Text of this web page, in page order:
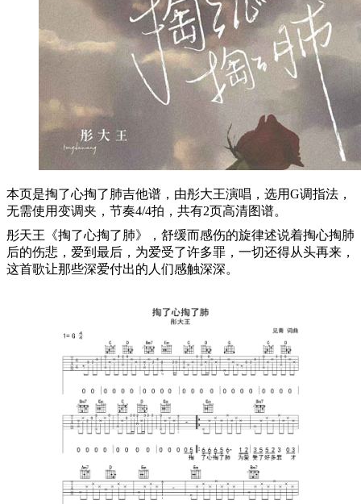
本页是掏了心掏了肺吉他谱，由彤大王演唱，选用G调指法，
无需使用变调夹，节奏4/4拍，共有2页高清图谱。
彤天王《掏了心掏了肺》，舒缓而感伤的旋律述说着掏心掏肺
后的伤悲，爱到最后，为爱受了许多罪，一切还得从头再来，
这首歌让那些深爱付出的人们感触深深。